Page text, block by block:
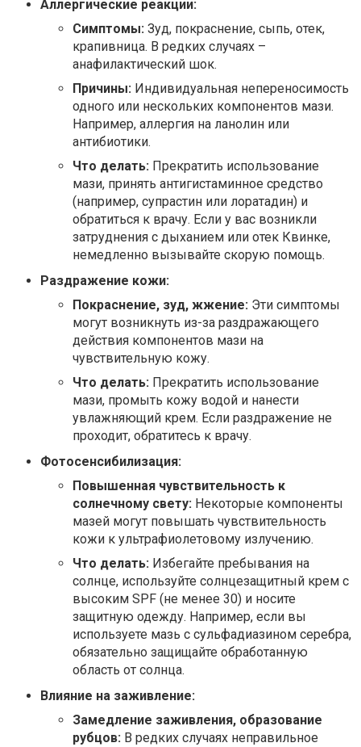
Аллергические реакции:
Симптомы: Зуд, покраснение, сыпь, отек,
крапивница. В редких случаях –
анафилактический шок.
Причины: Индивидуальная непереносимость
одного или нескольких компонентов мази.
Например, аллергия на ланолин или
антибиотики.
Что делать: Прекратить использование
мази, принять антигистаминное средство
(например, супрастин или лоратадин) и
обратиться к врачу. Если у вас возникли
затруднения с дыханием или отек Квинке,
немедленно вызывайте скорую помощь.
Раздражение кожи:
Покраснение, зуд, жжение: Эти симптомы
могут возникнуть из-за раздражающего
действия компонентов мази на
чувствительную кожу.
Что делать: Прекратить использование
мази, промыть кожу водой и нанести
увлажняющий крем. Если раздражение не
проходит, обратитесь к врачу.
Фотосенсибилизация:
Повышенная чувствительность к
солнечному свету: Некоторые компоненты
мазей могут повышать чувствительность
кожи к ультрафиолетовому излучению.
Что делать: Избегайте пребывания на
солнце, используйте солнцезащитный крем с
высоким SPF (не менее 30) и носите
защитную одежду. Например, если вы
используете мазь с сульфадиазином серебра,
обязательно защищайте обработанную
область от солнца.
Влияние на заживление:
Замедление заживления, образование
рубцов: В редких случаях неправильное